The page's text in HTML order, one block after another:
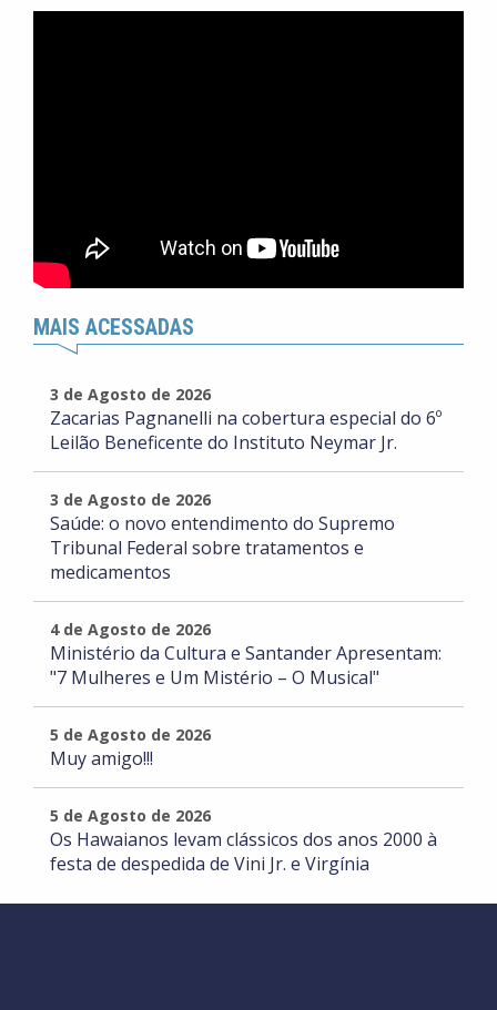
MAIS ACESSADAS
3 de Agosto de 2026
Zacarias Pagnanelli na cobertura especial do 6º
Leilão Beneficente do Instituto Neymar Jr.
3 de Agosto de 2026
Saúde: o novo entendimento do Supremo
Tribunal Federal sobre tratamentos e
medicamentos
4 de Agosto de 2026
Ministério da Cultura e Santander Apresentam:
"7 Mulheres e Um Mistério – O Musical"
5 de Agosto de 2026
Muy amigo!!!
5 de Agosto de 2026
Os Hawaianos levam clássicos dos anos 2000 à
festa de despedida de Vini Jr. e Virgínia